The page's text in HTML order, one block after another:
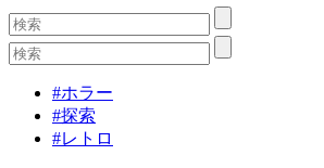
#ホラー
#探索
#レトロ